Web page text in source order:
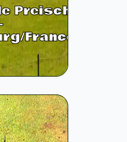
Preisch
France